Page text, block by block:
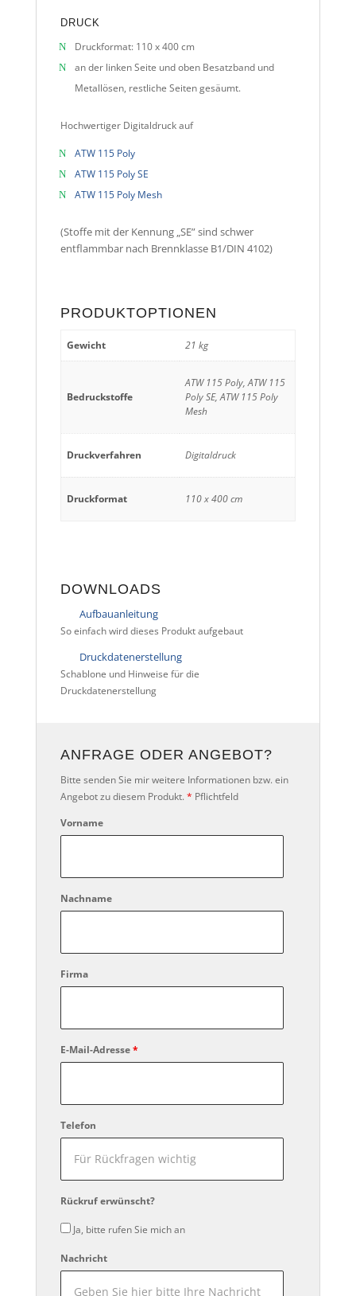
DRUCK
Druckformat: 110 x 400 cm
an der linken Seite und oben Besatzband und
Metallösen, restliche Seiten gesäumt.
Hochwertiger Digitaldruck auf
ATW 115 Poly
ATW 115 Poly SE
ATW 115 Poly Mesh
(Stoffe mit der Kennung „SE” sind schwer
entflammbar nach Brennklasse B1/DIN 4102)
PRODUKTOPTIONEN
Gewicht 21 kg
Bedruckstoffe
ATW 115 Poly, ATW 115
Poly SE, ATW 115 Poly
Mesh
Druckverfahren Digitaldruck
Druckformat 110 x 400 cm
DOWNLOADS
Aufbauanleitung
So einfach wird dieses Produkt aufgebaut
Druckdatenerstellung
Schablone und Hinweise für die
Druckdatenerstellung
ANFRAGE ODER ANGEBOT?
Bitte senden Sie mir weitere Informationen bzw. ein
Angebot zu diesem Produkt. * Pflichtfeld
Vorname
Nachname
Firma
E-Mail-Adresse*
Telefon
Rückruf erwünscht?
Ja, bitte rufen Sie mich an
Nachricht